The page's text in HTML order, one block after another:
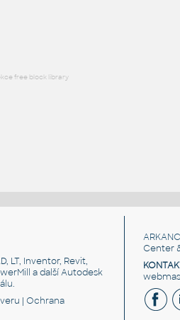
free block library
LT, Inventor, Revit,
a další Autodesk
.
|Ochrana
Center